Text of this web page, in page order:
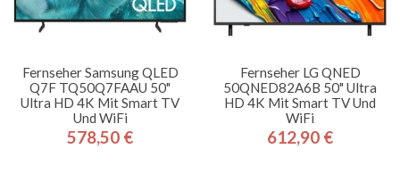
Fernseher Samsung QLED
Q7F TQ50Q7FAAU 50"
Ultra HD 4K Mit Smart TV
Und WiFi
Preis
578,50 €
Fernseher LG QNED
50QNED82A6B 50" Ultra
HD 4K Mit Smart TV Und
WiFi
Preis
612,90 €